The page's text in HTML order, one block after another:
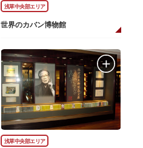
浅草中央部エリア
世界のカバン博物館
浅草中央部エリア